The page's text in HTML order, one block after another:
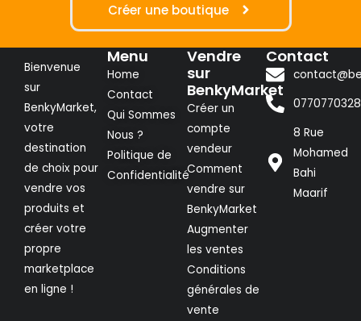
Créer une boutique
Bienvenue
sur
BenkyMarket,
votre
destination
de choix pour
vendre vos
produits et
créer votre
propre
marketplace
en ligne !
Menu
Home
Contact
Qui Sommes
Nous ?
Politique de
Confidentialité
Vendre
sur
BenkyMarket
Créer un
compte
vendeur
Comment
vendre sur
BenkyMarket
Augmenter
les ventes
Conditions
générales de
vente
Contact
0770770328
8 Rue
Mohamed
Bahi
Maarif